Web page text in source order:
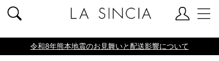
共通ヘッダー
令和8年熊本地震のお見舞いと配送影響について